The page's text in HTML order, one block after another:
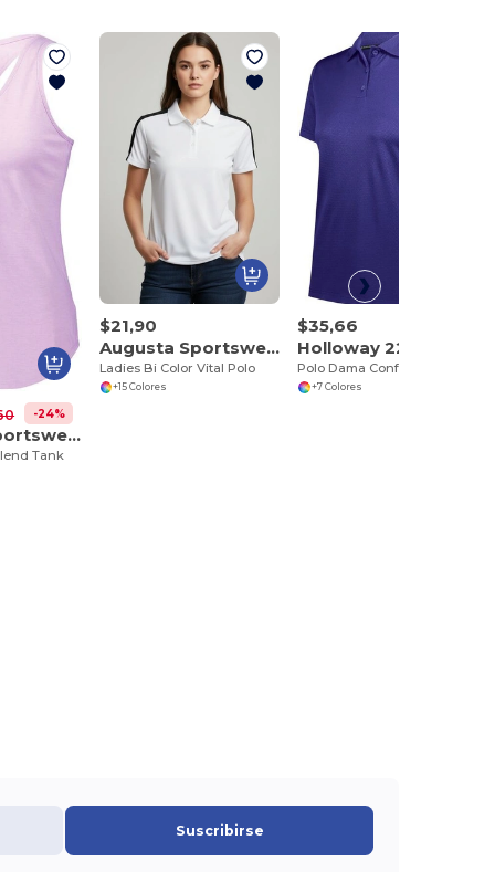
-24%
Augusta Sportswear 3078
Tank
$21,90
Augusta Sportswear 5029
Ladies Bi Color Vital Polo
+15 Colores
$35,66
Holloway 222768
+7 Colores
Suscribirse